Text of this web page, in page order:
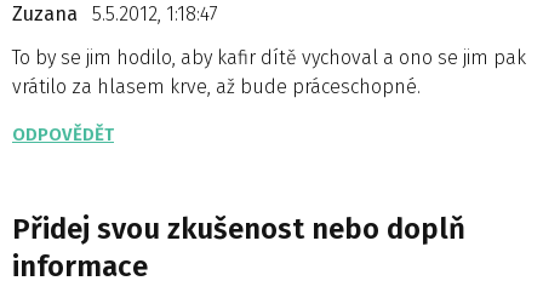
Zuzana
5.5.2012, 1:18:47
To by se jim hodilo, aby kafir dítě vychoval a ono se jim pak
vrátilo za hlasem krve, až bude práceschopné.
ODPOVĚDĚT
Přidej svou zkušenost nebo doplň
informace